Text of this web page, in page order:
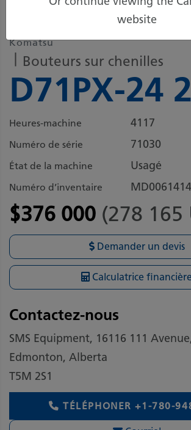
Komatsu
Bouteurs sur chenilles
D71PX-24
Heures-machine 4117
Numéro de série 71030
État de la machine Usagé
Numéro d’inventaire MD0061414
$376 000 (278 165
Demander un devis
Calculatrice financière
Contactez-nous
SMS Equipment, 16116 111
Edmonton, Alberta
T5M 2S1
TÉLÉPHONER +1-780-
website